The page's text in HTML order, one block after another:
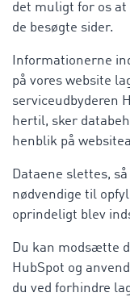
det muligt for os at
de besøgte sider.
Informationerne
på vores website
serviceudbyderen
hertil, sker
henblik på
Dataene slettes,
nødvendige til
oprindeligt blev
Du kan modsætte
HubSpot og
du ved forhindre